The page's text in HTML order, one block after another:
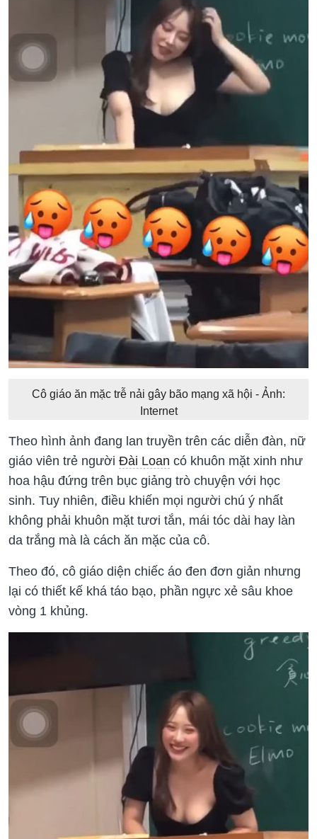
Cô giáo ăn mặc trễ nải gây bão mạng xã hội - Ảnh:
Internet
Theo hình ảnh đang lan truyền trên các diễn đàn, nữ
giáo viên trẻ người Đài Loan có khuôn mặt xinh như
hoa hậu đứng trên bục giảng trò chuyện với học
sinh. Tuy nhiên, điều khiến mọi người chú ý nhất
không phải khuôn mặt tươi tắn, mái tóc dài hay làn
da trắng mà là cách ăn mặc của cô.
Theo đó, cô giáo diện chiếc áo đen đơn giản nhưng
lại có thiết kế khá táo bạo, phần ngực xẻ sâu khoe
vòng 1 khủng.